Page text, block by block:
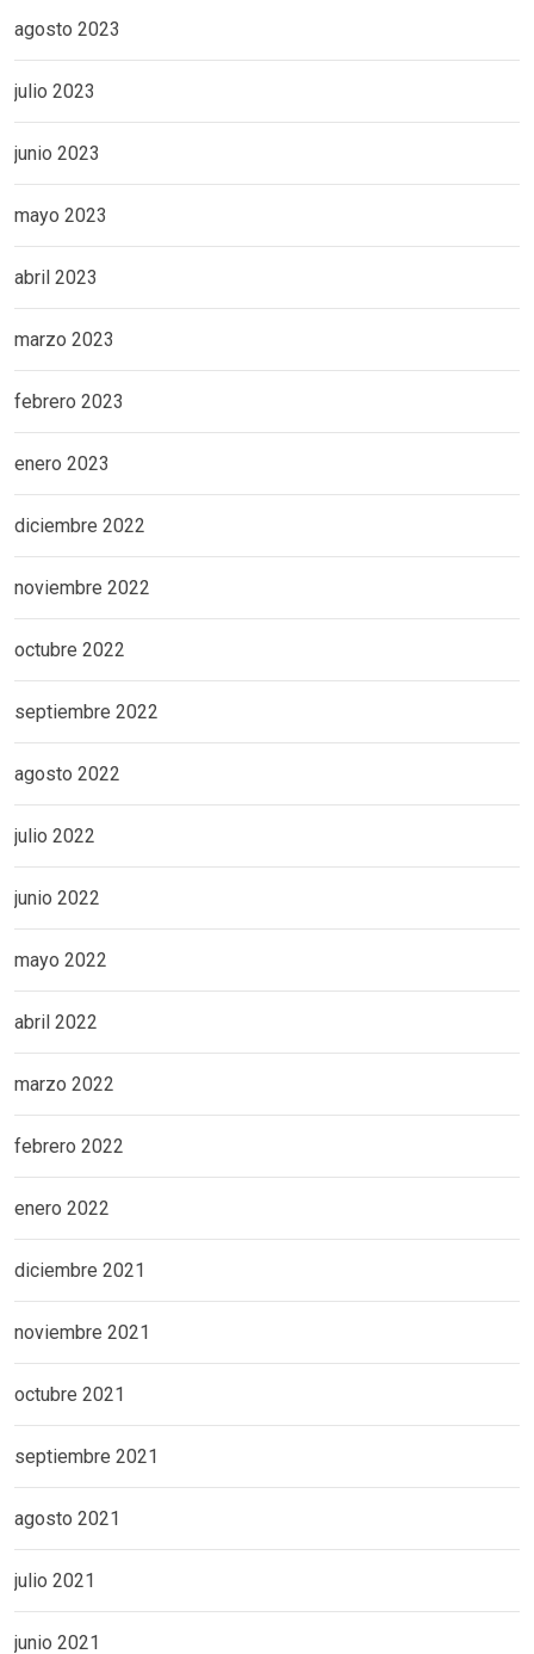
agosto 2023
julio 2023
junio 2023
mayo 2023
abril 2023
marzo 2023
febrero 2023
enero 2023
diciembre 2022
noviembre 2022
octubre 2022
septiembre 2022
agosto 2022
julio 2022
junio 2022
mayo 2022
abril 2022
marzo 2022
febrero 2022
enero 2022
diciembre 2021
noviembre 2021
octubre 2021
septiembre 2021
agosto 2021
julio 2021
junio 2021